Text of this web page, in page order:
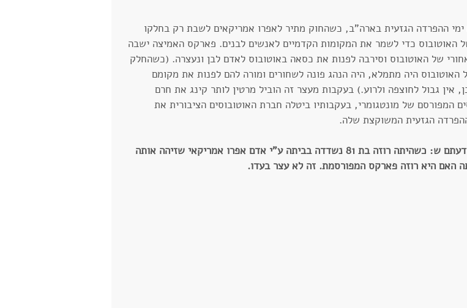
ימי ההפרדה הגזעית בארה"ב, כשהחוק מתיר לאפרו אמריקאים לשבת רק בחלקו
האוטובוס כדי לשמר את המקומות הקדמיים לאנשים לבנים. פארקס האמיצה ישבה
של האוטובוס וסירבה לפנות את כסאה באוטובוס לאדם לבן ונעצרה. (כשהחלק
האוטובוס היה מתמלא, היה הנהג פונה לשחורים ומורה להם לפנות את מקומם
אין גבול לחוצפה ולרוע.) בעקבות מעצר זה הוביל מרטין לותר קינג את חרם
המפורסם של מונטגומרי, בעקבותיו ביטלה חברת האוטובוסים הציבורית את
הגזעית המשוקצת שלה.
בטח לא ידעתם ש: כשהיתה רוזה בת 81 נשדדה בביתה ע"י אדם אפרו אמריקאי שזיהה אותה
האם היא רוזה פארקס המפורסמת. זה לא עצר בעדו.